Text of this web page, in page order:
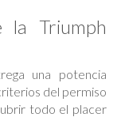
la Triumph
una potencia
del permiso
todo el placer